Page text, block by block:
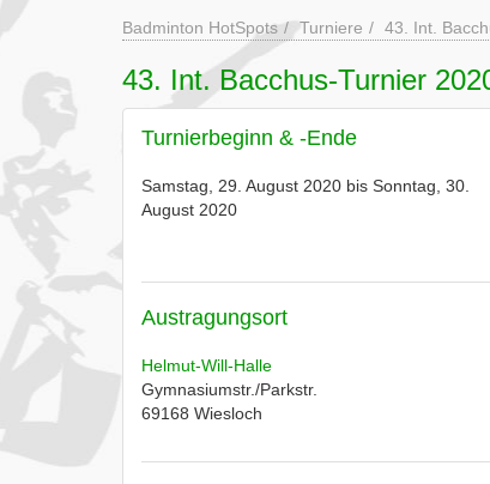
Badminton HotSpots Turniere 43. Int.
43. Int. Bacchus-Turnier
Turnierbeginn & -Ende
Samstag, 29. August 2020 bis Sonntag, 30.
August 2020
Austragungsort
Helmut-Will-Halle
Gymnasiumstr./Parkstr.
69168 Wiesloch